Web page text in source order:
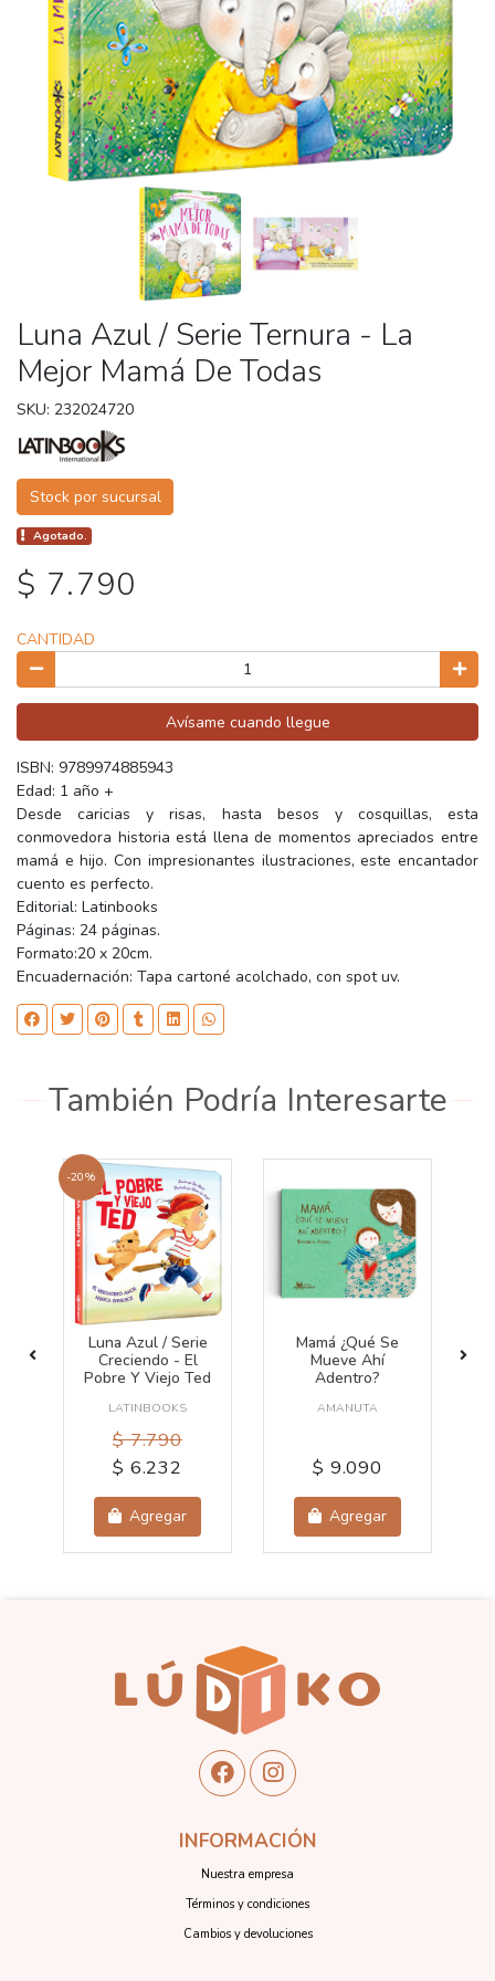
Luna Azul / Serie Ternura - La
Mejor Mamá De Todas
SKU: 232024720
Stock por sucursal
Agotado.
$ 7.790
CANTIDAD
Avísame cuando llegue
ISBN: 9789974885943
Edad: 1 año +
Desde caricias y risas, hasta besos y cosquillas, esta
conmovedora historia está llena de momentos apreciados entre
mamá e hijo. Con impresionantes ilustraciones, este encantador
cuento es perfecto.
Editorial: Latinbooks
Páginas: 24 páginas.
Formato:20 x 20cm.
Encuadernación: Tapa cartoné acolchado, con spot uv.
También Podría Interesarte
-20%
Luna Azul / Serie
Creciendo - El
Pobre Y Viejo Ted
LATINBOOKS
$ 7.790
$ 6.232
Agregar
Mamá ¿qué Se
Mueve Ahí
Adentro?
AMANUTA
$ 9.090
Agregar
INFORMACIÓN
Nuestra empresa
Términos y condiciones
Cambios y devoluciones